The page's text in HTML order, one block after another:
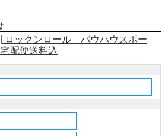
ロックンロール バウハウスポー
配便送料込